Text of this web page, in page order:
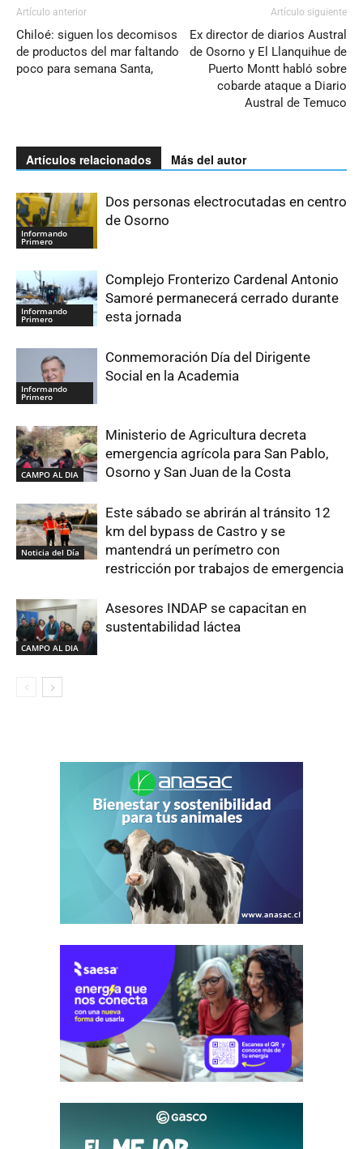
Artículo anterior
Chiloé: siguen los decomisos
de productos del mar faltando
poco para semana Santa,
Artículo siguiente
Ex director de diarios Austral
de Osorno y El Llanquihue de
Puerto Montt habló sobre
cobarde ataque a Diario
Austral de Temuco
Artículos relacionados Más del autor
Informando
Primero
Dos personas electrocutadas en centro
de Osorno
Informando
Primero
Complejo Fronterizo Cardenal Antonio
Samoré permanecerá cerrado durante
esta jornada
Informando
Primero
Conmemoración Día del Dirigente
Social en la Academia
CAMPO AL DIA
Ministerio de Agricultura decreta
emergencia agrícola para San Pablo,
Osorno y San Juan de la Costa
Noticia del Día
Este sábado se abrirán al tránsito 12
km del bypass de Castro y se
mantendrá un perímetro con
restricción por trabajos de emergencia
CAMPO AL DIA
Asesores INDAP se capacitan en
sustentabilidad láctea